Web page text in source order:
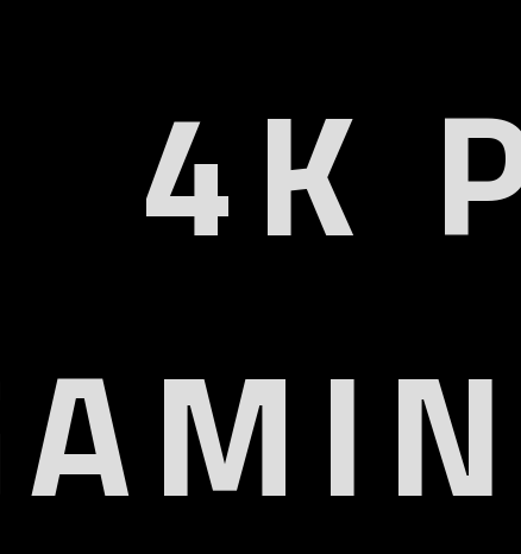
4K
UHD 4K
QD Display
Color Gamut